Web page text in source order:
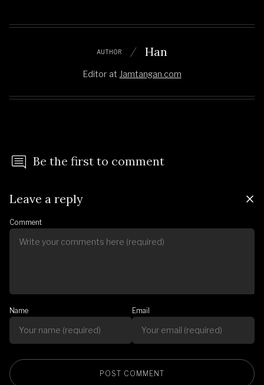
AUTHOR Han
Editor at Jamtangan.com
Be the first to comment
Leave a reply
Comment
Name Email